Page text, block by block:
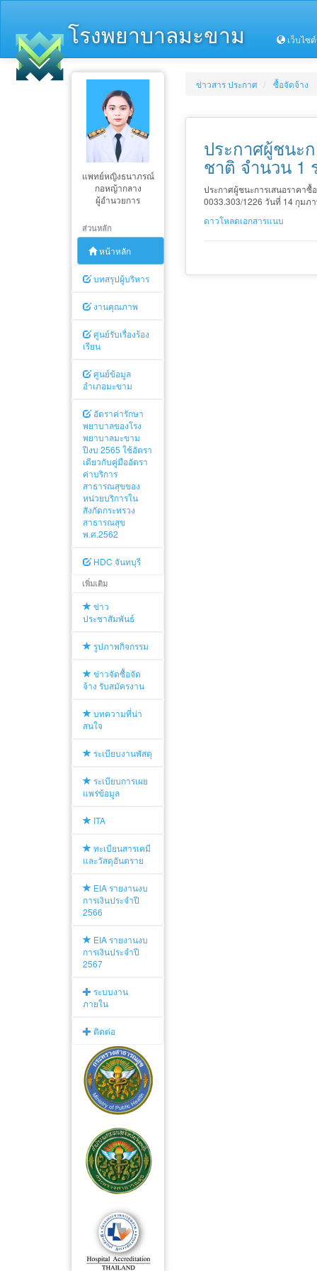
โรงพยาบาลมะขาม เว็บไซ
แพทย์หญิงธนาภรณ์
กอหญ้ากลาง
ผู้อำนวยการ
ส่วนหลัก
หน้าหลัก
บทสรุปผู้บริหาร
งานคุณภาพ
ศูนย์รับเรื่องร้อง
เรียน
ศูนย์ข้อมูล
อำเภอมะขาม
อัตราค่ารักษา
พยาบาลของโรง
พยาบาลมะขาม
ปีงบ 2565 ใช้อัตรา
เดียวกับคู่มืออัตรา
ค่าบริการ
สาธารณสุขของ
หน่วยบริการใน
สังกัดกระทรวง
สาธารณสุข
พ.ศ.2562
HDC จันทบุรี
เพิ่มเติม
ข่าว
ประชาสัมพันธ์
รูปภาพกิจกรรม
ข่าวจัดซื้อจัด
จ้าง รับสมัครงาน
บทความที่น่า
สนใจ
ระเบียบงานพัสดุ
ระเบียบการเผย
แพร่ข้อมูล
ITA
ทะเบียนสารเคมี
และวัสดุอันตราย
EIA รายงานงบ
การเงินประจำปี
2566
EIA รายงานงบ
การเงินประจำปี
2567
ระบบงาน
ภายใน
ติดต่อ
ข่าวสาร ประกาศ ซื้อจัดจ้าง
ประกาศผู้ชนะ
ชาติ จำนวน 1
ประกาศผู้ชนะการเสนอราคา
0033.303/1226 วันที่ 14 กุมภ
ดาวโหลดเอกสารแนบ